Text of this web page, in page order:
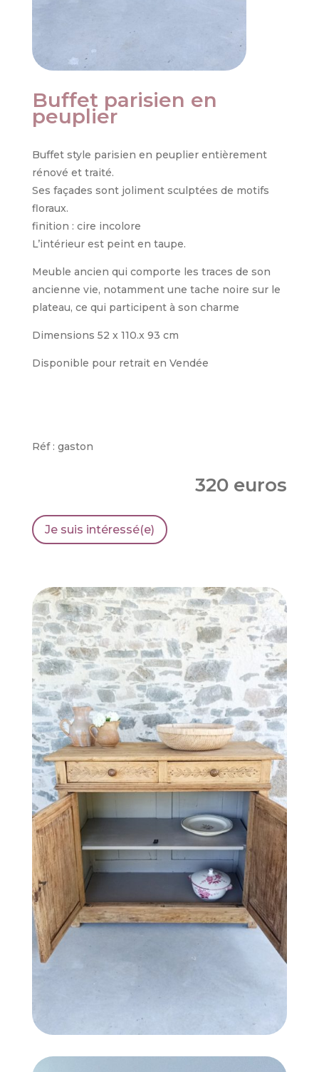
Buffet parisien en
peuplier
Buffet style parisien en peuplier entièrement
rénové et traité.
Ses façades sont joliment sculptées de motifs
floraux.
finition : cire incolore
L’intérieur est peint en taupe.
Meuble ancien qui comporte les traces de son
ancienne vie, notamment une tache noire sur le
plateau, ce qui participent à son charme
Dimensions 52 x 110.x 93 cm
Disponible pour retrait en Vendée
Réf : gaston
320 euros
Je suis intéressé(e)